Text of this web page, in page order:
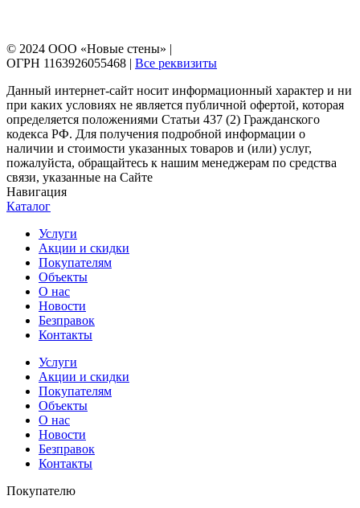
© 2024 ООО «Новые стены» |
ОГРН 1163926055468 | Все реквизиты
Данный интернет-сайт носит информационный характер и ни
при каких условиях не является публичной офертой, которая
определяется положениями Статьи 437 (2) Гражданского
кодекса РФ. Для получения подробной информации о
наличии и стоимости указанных товаров и (или) услуг,
пожалуйста, обращайтесь к нашим менеджерам по средства
связи, указанные на Сайте
Навигация
Каталог
Услуги
Акции и скидки
Покупателям
Объекты
О нас
Новости
Безправок
Контакты
Услуги
Акции и скидки
Покупателям
Объекты
О нас
Новости
Безправок
Контакты
Покупателю